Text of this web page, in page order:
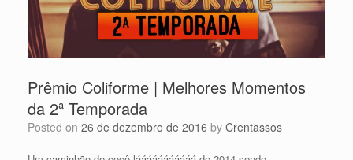
Prêmio Coliforme | Melhores Momentos
da 2ª Temporada
Posted on 26 de dezembro de 2016 by Crentassos